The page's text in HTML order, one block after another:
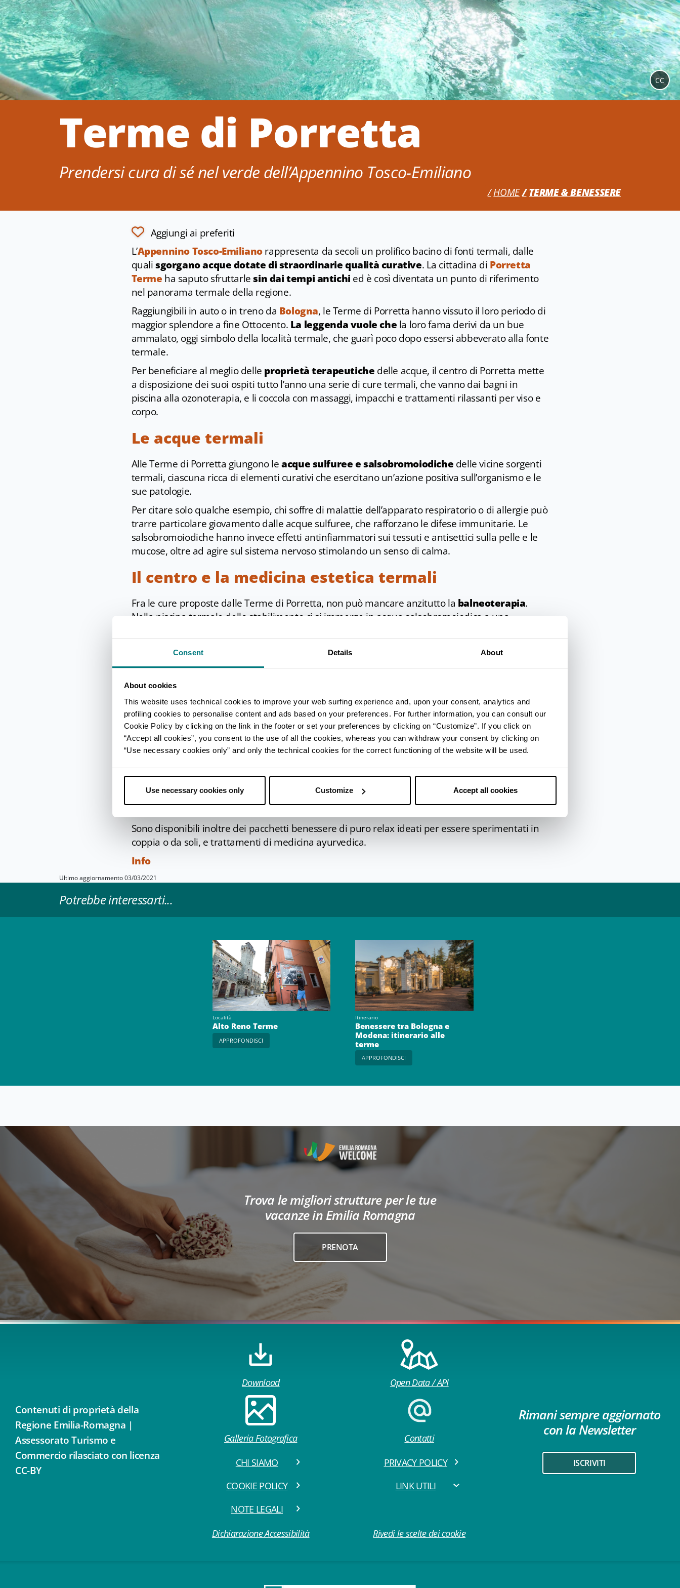
Consent Details About
About cookies
This website uses technical cookies to improve your web surfing experience and, upon your consent, analytics and
profiling cookies to personalise content and ads based on your preferences. For further information, you can consult our
Cookie Policy by clicking on the link in the footer or set your preferences by clicking on “Customize”. If you click on
“Accept all cookies”, you consent to the use of all the cookies, whereas you can withdraw your consent by clicking on
“Use necessary cookies only” and only the technical cookies for the correct functioning of the website will be used.
Use necessary cookies only Customize Accept all cookies
Terme di Porretta
Prendersi cura di sé nel verde dell’Appennino Tosco-Emiliano
HOME TERME & BENESSERE
CC
Aggiungi ai preferiti
L’Appennino Tosco-Emilianorappresenta da secoli un prolifico bacino di fonti termali, dalle
qualisgorgano acque dotate di straordinarie qualità curative. La cittadina di Porretta
Terme ha saputo sfruttarlesin dai tempi antichi ed è così diventata un punto di riferimento
nel panorama termale della regione.
Raggiungibili in auto o in treno da Bologna, le Terme di Porretta hanno vissuto il loro periodo di
maggior splendore a fine Ottocento. La leggenda vuole che la loro fama derivi da un bue
ammalato, oggi simbolo della località termale, che guarì poco dopo essersi abbeverato alla fonte
termale.
Per beneficiare al meglio delle proprietà terapeutiche delle acque, il centro di Porretta mette
a disposizione dei suoi ospiti tutto l’anno una serie di cure termali, che vanno dai bagni in
piscina alla ozonoterapia, e li coccola con massaggi, impacchi e trattamenti rilassanti per viso e
corpo.
Le acque termali
Alle Terme di Porretta giungono leacque sulfuree e salsobromoiodiche delle vicine sorgenti
termali, ciascuna ricca di elementi curativi che esercitano un’azione positiva sull’organismo e le
sue patologie.
Per citare solo qualche esempio, chi soffre di malattie dell’apparato respiratorio o di allergie può
trarre particolare giovamento dalle acque sulfuree, che rafforzano le difese immunitarie. Le
salsobromoiodiche hanno invece effetti antinfiammatori sui tessuti e antisettici sulla pelle e le
mucose, oltre ad agire sul sistema nervoso stimolando un senso di calma.
Il centro e la medicina estetica termali
Fra le cure proposte dalle Terme di Porretta, non può mancare anzitutto la balneoterapia.
Nella piscina termale dello stabilimento ci si immerge in acqua salsobromoiodica a una
Questo tipo di piscina è indicata in particolare per chi soffre di malattie osteoarticolari, ma
vascolare, formato da due vasche di acqua a temperatura differente (22° e 32°) con getti
idromassaggio laterali, che stimolano la circolazione sanguigna delle gambe. Consigliato a chi
soffre di ritenzione idrica e pesantezza agli arti inferiori.
Le cure termali si completano con altri servizi quali la palestra riabilitativa e l’ozonoterapia, che
mette a frutto il potere antibatterico, antivirale e antifungino di questo elemento.
Alle terme si va per prendersi cura di sé, ma anche per trascorrere un po’ di tempo all’insegna
trattamenti estetici per viso e corpo
, che vanno dal peeling al massaggio decongestionante,
Sono disponibili inoltre dei pacchetti benessere di puro relax ideati per essere sperimentati in
coppia o da soli, e trattamenti di medicina ayurvedica.
Info
Ultimo aggiornamento 03/03/2021
Potrebbe interessarti...
Località
Alto Reno Terme
APPROFONDISCI
Itinerario
Benessere tra Bologna e
Modena: itinerario alle
terme
APPROFONDISCI
Trova le migliori strutture per le tue
vacanze in Emilia Romagna
PRENOTA
Contenuti di proprietà della
Regione Emilia-Romagna |
Assessorato Turismo e
Commercio rilasciato con licenza
CC-BY
Download Open Data / API
Galleria Fotografica
Contatti
CHI SIAMO
PRIVACY POLICY
COOKIE POLICY
LINK UTILI
NOTE LEGALI
Dichiarazione Accessibilità
Rivedi le scelte dei cookie
Rimani sempre aggiornato
con la Newsletter
ISCRIVITI